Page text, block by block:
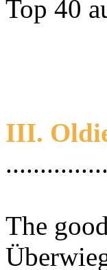
Top 40
III.
The